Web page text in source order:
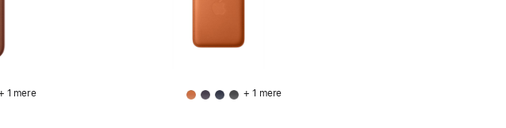
1 mere + 1 mere